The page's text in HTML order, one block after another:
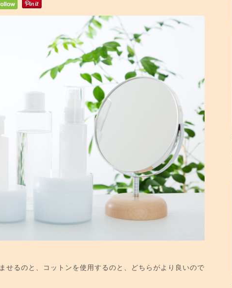
せるのと、コットンを使用するのと、どちらがより良いので